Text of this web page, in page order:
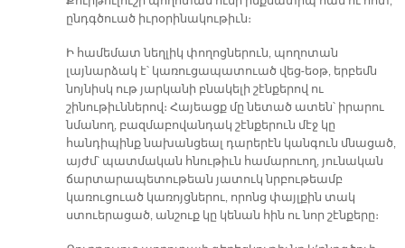
ընդգծուած իւրօրինակութիւն։
Ի համեմատ նեղլիկ փողոցներուն, պողոտան
լայնարձակ է՝ կառուցապատուած վեց-եօթ, երբեմն
նոյնիսկ ութ յարկանի բնակելի շէնքերով ու
շինութիւններով։ Հայեացք մը նետած ատեն՝ իրարու
նմանող, բազմաբովանդակ շէնքերուն մէջ կը
հանդիպինք նախանցեալ դարերէն կանգուն մնացած,
այժմ՝ պատմական հնութիւն համարուող, յունական
ճարտարապետութեան յատուկ նրբութեամբ
կառուցուած կառոյցներու, որոնց փայլքին տակ
ստուերացած, անշուք կը կենան հին ու նոր շէնքերը։